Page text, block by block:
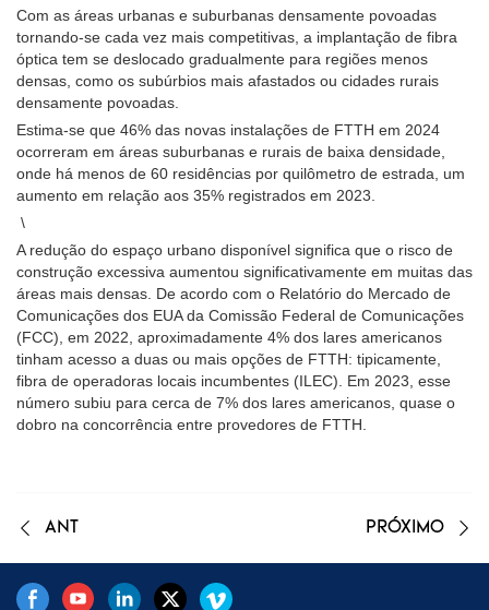
Com as áreas urbanas e suburbanas densamente povoadas
tornando-se cada vez mais competitivas, a implantação de fibra
óptica tem se deslocado gradualmente para regiões menos
densas, como os subúrbios mais afastados ou cidades rurais
densamente povoadas.
Estima-se que 46% das novas instalações de FTTH em 2024
ocorreram em áreas suburbanas e rurais de baixa densidade,
onde há menos de 60 residências por quilômetro de estrada, um
aumento em relação aos 35% registrados em 2023.
\
A redução do espaço urbano disponível significa que o risco de
construção excessiva aumentou significativamente em muitas das
áreas mais densas. De acordo com o Relatório do Mercado de
Comunicações dos EUA da Comissão Federal de Comunicações
(FCC), em 2022, aproximadamente 4% dos lares americanos
tinham acesso a duas ou mais opções de FTTH: tipicamente,
fibra de operadoras locais incumbentes (ILEC). Em 2023, esse
número subiu para cerca de 7% dos lares americanos, quase o
dobro na concorrência entre provedores de FTTH.
ANT PRÓXIMO